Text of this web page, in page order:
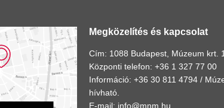
Megközelítés és kapcsolat
Cím: 1088 Budapest, Múzeum krt.
Központi telefon: +36 1 327 77 00
Információ: +36 30 811 4794 /
hívható.
E-mail: info@mnm.hu